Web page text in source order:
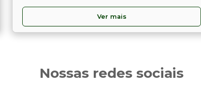
Ver mais
Nossas redes sociais